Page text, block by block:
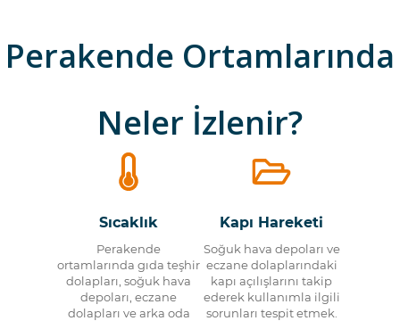
Perakende Ortamlarında
Neler İzlenir?
Sıcaklık
Perakende
ortamlarında gıda teşhir
dolapları, soğuk hava
depoları, eczane
dolapları ve arka oda
Kapı Hareketi
Soğuk hava depoları ve
eczane dolaplarındaki
kapı açılışlarını takip
ederek kullanımla ilgili
sorunları tespit etmek.